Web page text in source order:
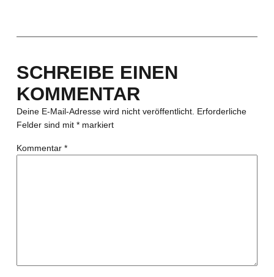
SCHREIBE EINEN
KOMMENTAR
Deine E-Mail-Adresse wird nicht veröffentlicht. Erforderliche
Felder sind mit *markiert
Kommentar *